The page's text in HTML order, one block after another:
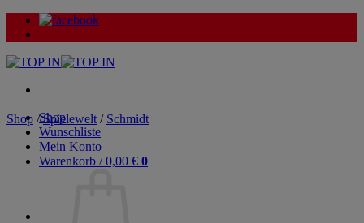
Zum
Inhalt
Shop
Wunschliste
Mein Konto
Warenkorb /0,00 € 0
Shop / Spielewelt / Schmidt